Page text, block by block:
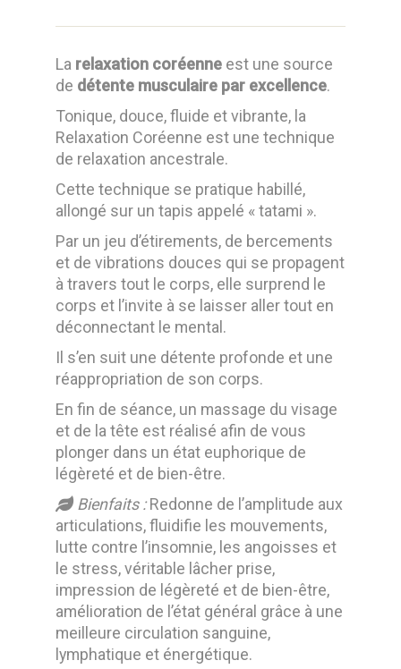
La relaxation coréenne est une source
de détente musculaire par excellence.
Tonique, douce, fluide et vibrante, la
Relaxation Coréenne est une technique
de relaxation ancestrale.
Cette technique se pratique habillé,
allongé sur un tapis appelé « tatami ».
Par un jeu d’étirements, de bercements
et de vibrations douces qui se propagent
à travers tout le corps, elle surprend le
corps et l’invite à se laisser aller tout en
déconnectant le mental.
Il s’en suit une détente profonde et une
réappropriation de son corps.
En fin de séance, un massage du visage
et de la tête est réalisé afin de vous
plonger dans un état euphorique de
légèreté et de bien-être.
Bienfaits :Redonne de l’amplitude aux
articulations, fluidifie les mouvements,
lutte contre l’insomnie, les angoisses et
le stress, véritable lâcher prise,
impression de légèreté et de bien-être,
amélioration de l’état général grâce à une
meilleure circulation sanguine,
lymphatique et énergétique.